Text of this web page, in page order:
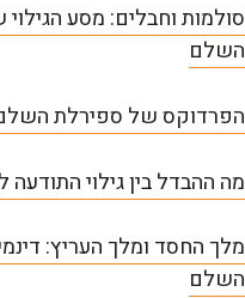
סולמות וחבלים: מסע
השלם
הפרדוקס של ספירלת
מה ההבדל בין גילוי התודעה
מלך החסד ומלך העריץ:
השלם